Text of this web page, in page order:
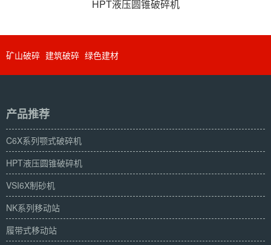
HPT液压圆锥破碎机
矿山破碎 建筑破碎 绿色建材
产品推荐
C6X系列颚式破碎机
HPT液压圆锥破碎机
VSI6X制砂机
NK系列移动站
履带式移动站